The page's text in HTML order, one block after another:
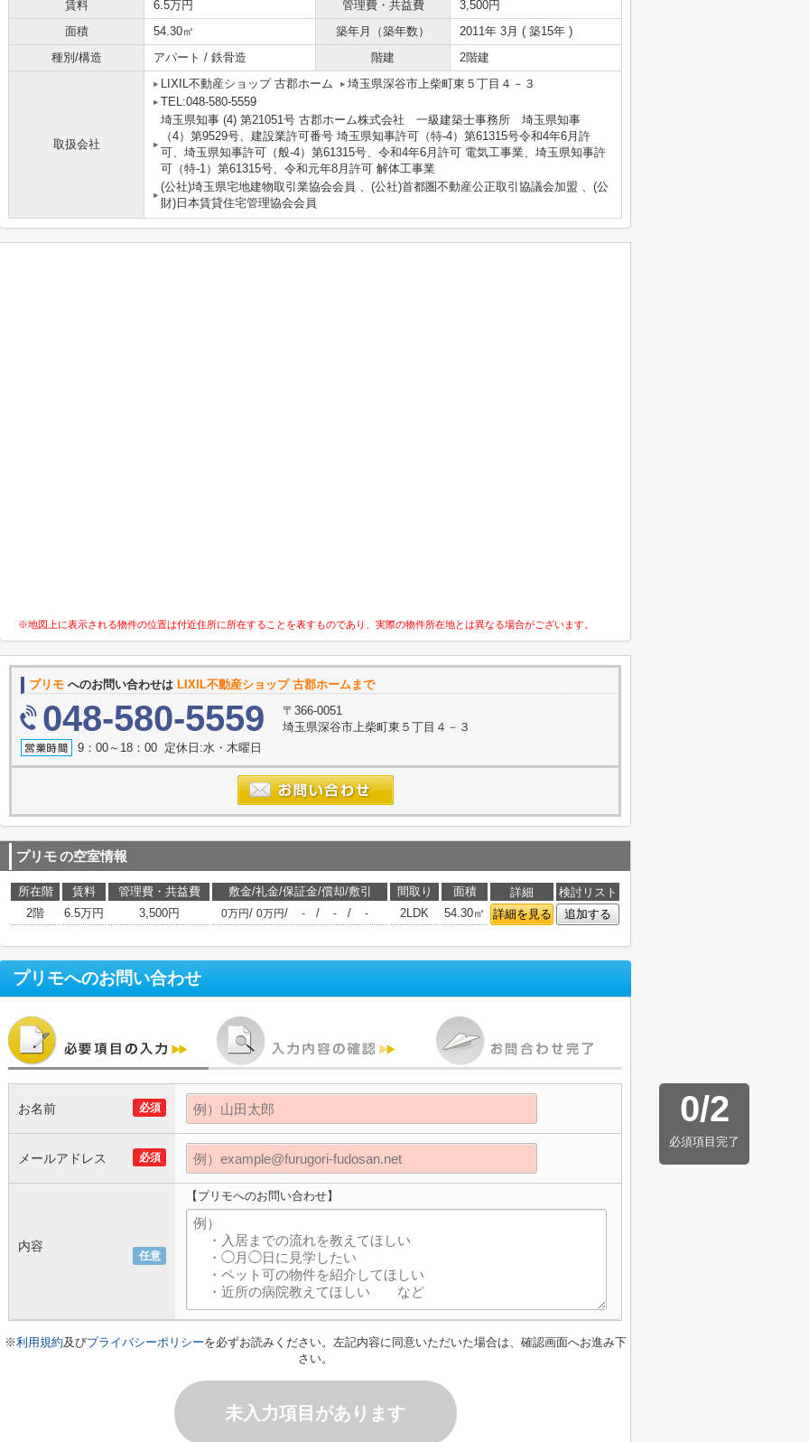
賃料 6.5万円 管理費・共益費
3,500円
面積
54.30㎡ 築年月（築年数）
2011年 3月 ( 築15年 )
種別/構造
アパート / 鉄骨造 階建 2階建
取扱会社
LIXIL不動産ショップ 古郡ホーム
埼玉県深谷市上柴町東５丁目４－３
TEL:048-580-5559
埼玉県知事 (4) 第21051号 古郡ホーム株式会社 一級建築士事務所 埼玉県知事
（4）第9529号、建設業許可番号 埼玉県知事許可（特-4）第61315号令和4年6月許
可、埼玉県知事許可（般-4）第61315号、令和4年6月許可 電気工事業、埼玉県知事許
可（特-1）第61315号、令和元年8月許可 解体工事業
(公社)埼玉県宅地建物取引業協会会員 、(公社)首都圏不動産公正取引協議会加盟 、(公
財)日本賃貸住宅管理協会会員
※地図上に表示される物件の位置は付近住所に所在することを表すものであり、実際の物件所在地とは異なる場合がございます。
プリモ へのお問い合わせは LIXIL不動産ショップ 古郡ホームまで
048-580-5559
〒366-0051
埼玉県深谷市上柴町東５丁目４－３
9：00～18：00 定休日:水・木曜日
プリモの空室情報
所在階 賃料 管理費・共益費 敷金/礼金/保証金/償却/敷引 間取り 面積 詳細
検討リスト
2階
6.5万円 3,500円 0万円/ 0万円/ - / - / - 2LDK 54.30㎡ 詳細を見る 追加する
プリモへのお問い合わせ
0/2
必須項目完了
必須
お名前
必須
メールアドレス
任意
内容
【プリモへのお問い合わせ】
※利用規約及びプライバシーポリシーを必ずお読みください。左記内容に同意いただいた場合は、確認画面へお進み下
さい。
未入力項目があります